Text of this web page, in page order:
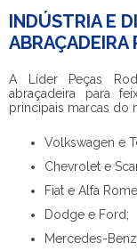
INDÚSTRIA E
ABRAÇADEIRA
A Líder Peças
abraçadeira para
principais marcas do
Volkswagen e
Chevrolet e
Fiat e Alfa
Dodge e Ford;
Mercedes-Benz.